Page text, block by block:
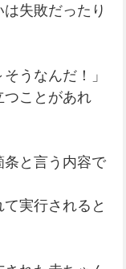
失敗だったり
うなんだ！」
つことがあれ
条と言う内容で
実行されると